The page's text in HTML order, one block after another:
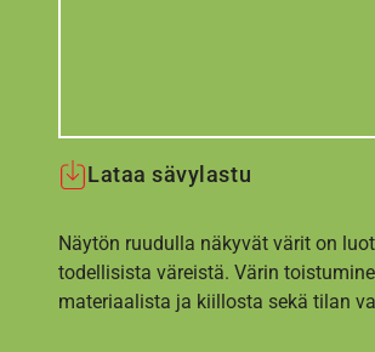
Lataa sävylastu
Näytön ruudulla näkyvät värit on
todellisista väreistä. Värin
materiaalista ja kiillosta sekä tilan